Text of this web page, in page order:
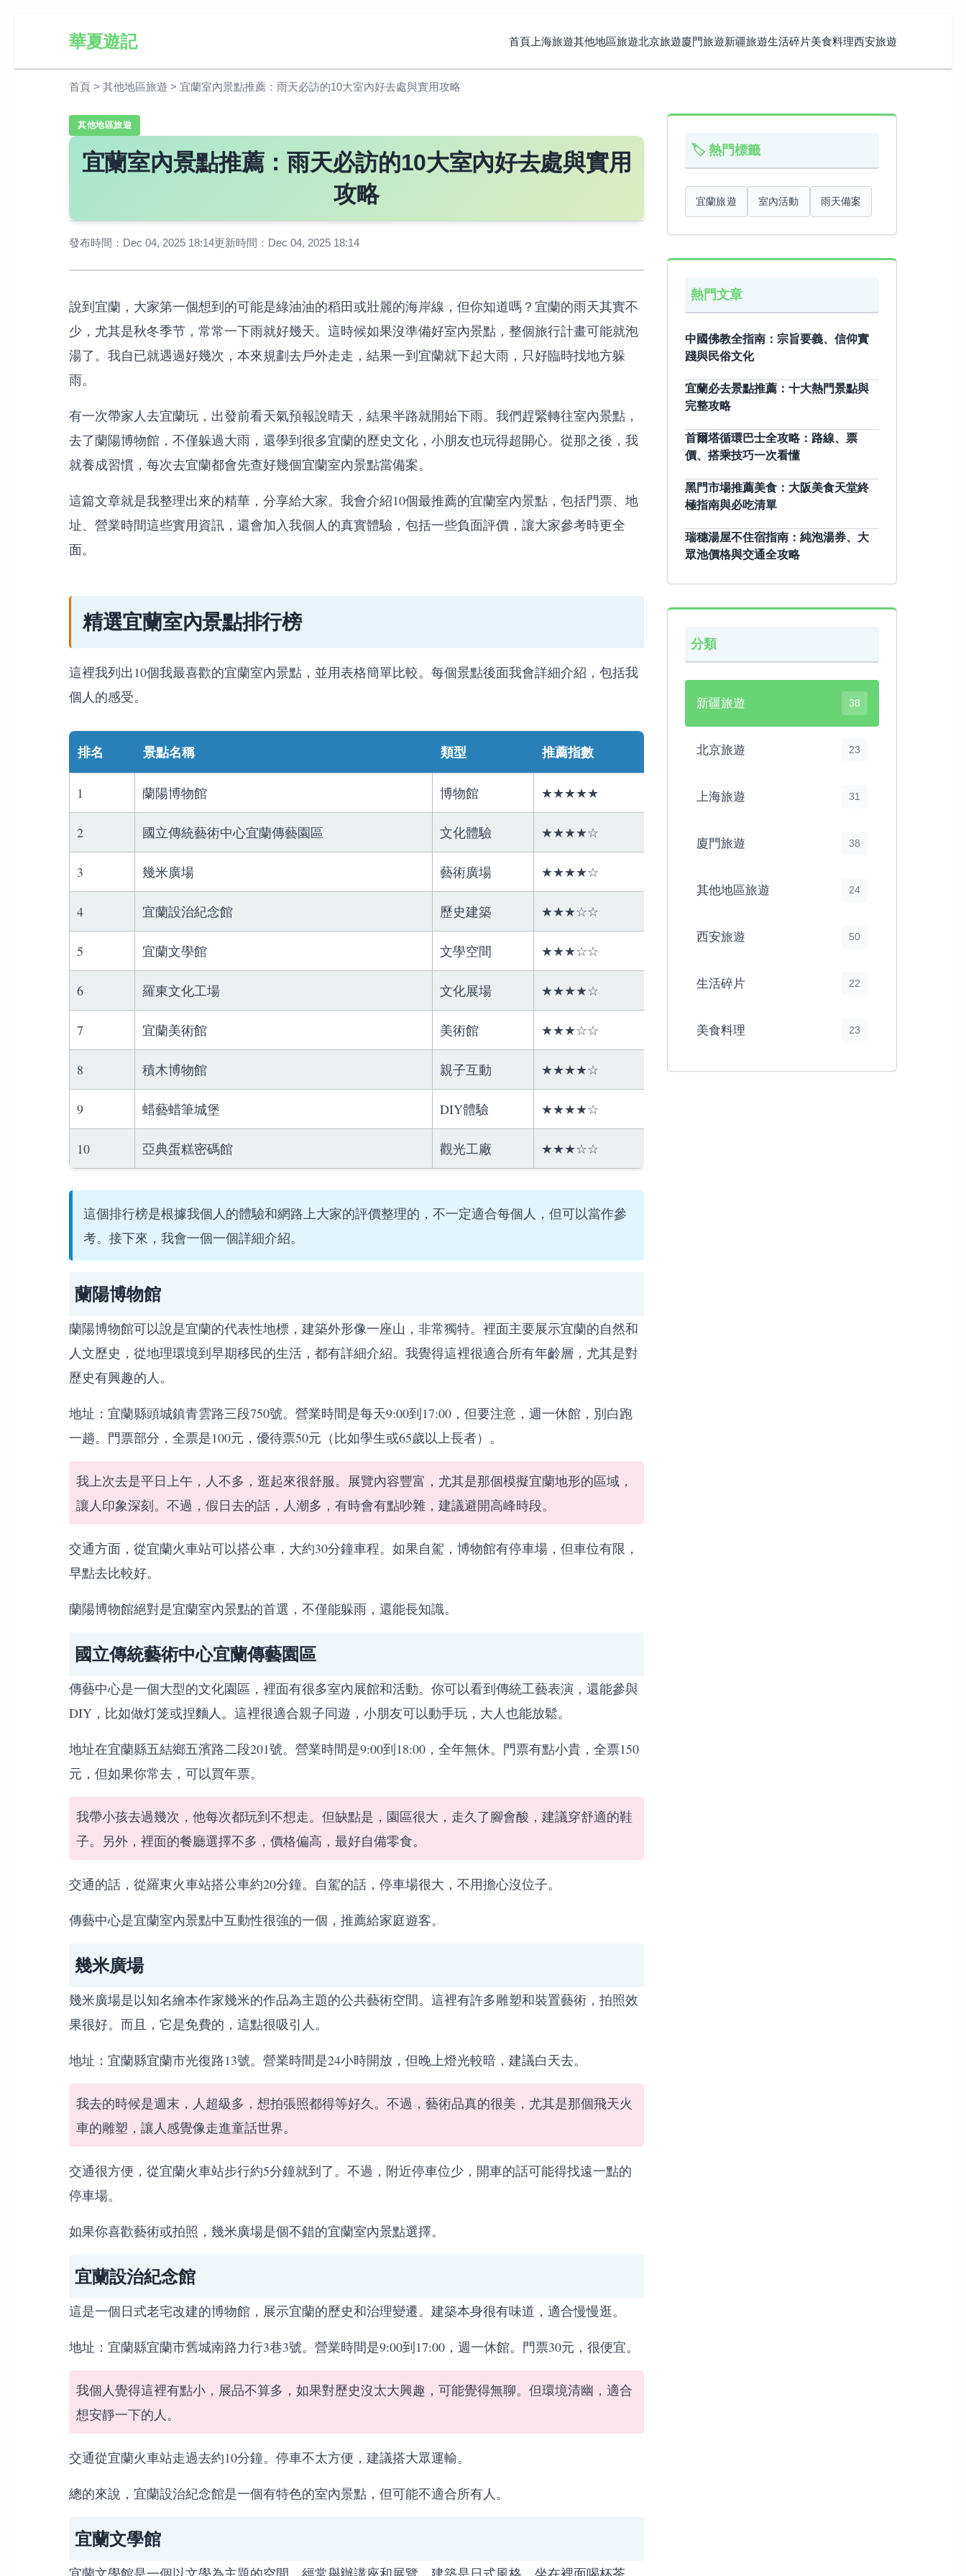
華夏遊記 首頁 上海旅遊其他地區旅遊北京旅遊廈門旅遊新疆旅遊生活碎片美食料理西安旅遊
首頁 > 其他地區旅遊 > 宜蘭室內景點推薦：雨天必訪的10大室內好去處與實用攻略
其他地區旅遊
宜蘭室內景點推薦：雨天必訪的10大室內好去處與實用
攻略
發布時間：Dec 04, 2025 18:14更新時間：Dec 04, 2025 18:14
說到宜蘭，大家第一個想到的可能是綠油油的稻田或壯麗的海岸線，但你知道嗎？宜蘭的雨天其實不
少，尤其是秋冬季节，常常一下雨就好幾天。這時候如果沒準備好室內景點，整個旅行計畫可能就泡
湯了。我自已就遇過好幾次，本來規劃去戶外走走，結果一到宜蘭就下起大雨，只好臨時找地方躲
雨。
有一次帶家人去宜蘭玩，出發前看天氣預報說晴天，結果半路就開始下雨。我們趕緊轉往室內景點，
去了蘭陽博物館，不僅躲過大雨，還學到很多宜蘭的歷史文化，小朋友也玩得超開心。從那之後，我
就養成習慣，每次去宜蘭都會先查好幾個宜蘭室內景點當備案。
這篇文章就是我整理出來的精華，分享給大家。我會介紹10個最推薦的宜蘭室內景點，包括門票、地
址、營業時間這些實用資訊，還會加入我個人的真實體驗，包括一些負面評價，讓大家參考時更全
面。
精選宜蘭室內景點排行榜
這裡我列出10個我最喜歡的宜蘭室內景點，並用表格簡單比較。每個景點後面我會詳細介紹，包括我
個人的感受。
排名 景點名稱 類型 推薦指數
1 蘭陽博物館 博物館 ★★★★★
2 國立傳統藝術中心宜蘭傳藝園區 文化體驗 ★★★★☆
3 幾米廣場 藝術廣場 ★★★★☆
4 宜蘭設治紀念館 歷史建築 ★★★☆☆
5 宜蘭文學館 文學空間 ★★★☆☆
6 羅東文化工場 文化展場 ★★★★☆
7 宜蘭美術館 美術館 ★★★☆☆
8 積木博物館 親子互動 ★★★★☆
9 蜡藝蜡筆城堡 DIY體驗 ★★★★☆
10 亞典蛋糕密碼館 觀光工廠 ★★★☆☆
這個排行榜是根據我個人的體驗和網路上大家的評價整理的，不一定適合每個人，但可以當作參
考。接下來，我會一個一個詳細介紹。
蘭陽博物館
蘭陽博物館可以說是宜蘭的代表性地標，建築外形像一座山，非常獨特。裡面主要展示宜蘭的自然和
人文歷史，從地理環境到早期移民的生活，都有詳細介紹。我覺得這裡很適合所有年齡層，尤其是對
歷史有興趣的人。
地址：宜蘭縣頭城鎮青雲路三段750號。營業時間是每天9:00到17:00，但要注意，週一休館，別白跑
一趟。門票部分，全票是100元，優待票50元（比如學生或65歲以上長者）。
我上次去是平日上午，人不多，逛起來很舒服。展覽內容豐富，尤其是那個模擬宜蘭地形的區域，
讓人印象深刻。不過，假日去的話，人潮多，有時會有點吵雜，建議避開高峰時段。
交通方面，從宜蘭火車站可以搭公車，大約30分鐘車程。如果自駕，博物館有停車場，但車位有限，
早點去比較好。
蘭陽博物館絕對是宜蘭室內景點的首選，不僅能躲雨，還能長知識。
國立傳統藝術中心宜蘭傳藝園區
傳藝中心是一個大型的文化園區，裡面有很多室內展館和活動。你可以看到傳統工藝表演，還能參與
DIY，比如做灯笼或捏麵人。這裡很適合親子同遊，小朋友可以動手玩，大人也能放鬆。
地址在宜蘭縣五結鄉五濱路二段201號。營業時間是9:00到18:00，全年無休。門票有點小貴，全票150
元，但如果你常去，可以買年票。
我帶小孩去過幾次，他每次都玩到不想走。但缺點是，園區很大，走久了腳會酸，建議穿舒適的鞋
子。另外，裡面的餐廳選擇不多，價格偏高，最好自備零食。
交通的話，從羅東火車站搭公車約20分鐘。自駕的話，停車場很大，不用擔心沒位子。
傳藝中心是宜蘭室內景點中互動性很強的一個，推薦給家庭遊客。
幾米廣場
幾米廣場是以知名繪本作家幾米的作品為主題的公共藝術空間。這裡有許多雕塑和裝置藝術，拍照效
果很好。而且，它是免費的，這點很吸引人。
地址：宜蘭縣宜蘭市光復路13號。營業時間是24小時開放，但晚上燈光較暗，建議白天去。
我去的時候是週末，人超級多，想拍張照都得等好久。不過，藝術品真的很美，尤其是那個飛天火
車的雕塑，讓人感覺像走進童話世界。
交通很方便，從宜蘭火車站步行約5分鐘就到了。不過，附近停車位少，開車的話可能得找遠一點的
停車場。
如果你喜歡藝術或拍照，幾米廣場是個不錯的宜蘭室內景點選擇。
宜蘭設治紀念館
這是一個日式老宅改建的博物館，展示宜蘭的歷史和治理變遷。建築本身很有味道，適合慢慢逛。
地址：宜蘭縣宜蘭市舊城南路力行3巷3號。營業時間是9:00到17:00，週一休館。門票30元，很便宜。
我個人覺得這裡有點小，展品不算多，如果對歷史沒太大興趣，可能覺得無聊。但環境清幽，適合
想安靜一下的人。
交通從宜蘭火車站走過去約10分鐘。停車不太方便，建議搭大眾運輸。
總的來說，宜蘭設治紀念館是一個有特色的室內景點，但可能不適合所有人。
宜蘭文學館
🏷️ 熱門標籤
宜蘭旅遊 室內活動 雨天備案
熱門文章
中國佛教全指南：宗旨要義、信仰實
踐與民俗文化
宜蘭必去景點推薦：十大熱門景點與
完整攻略
首爾塔循環巴士全攻略：路線、票
價、搭乘技巧一次看懂
黑門市場推薦美食：大阪美食天堂終
極指南與必吃清單
瑞穗湯屋不住宿指南：純泡湯券、大
眾池價格與交通全攻略
分類
新疆旅遊 38
北京旅遊 23
上海旅遊 31
廈門旅遊 38
其他地區旅遊 24
西安旅遊 50
生活碎片 22
美食料理 23